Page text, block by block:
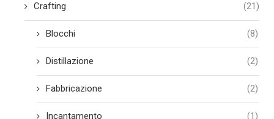
Crafting (21)
Blocchi (8)
Distillazione (2)
Fabbricazione (2)
Incantamento (1)